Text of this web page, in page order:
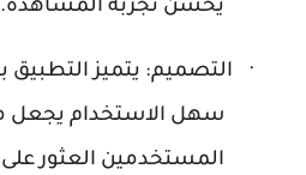
يحسن تجربة المشاهدة.
·
التصميم: يتميز
سهل الاستخدام يجعل
المستخدمين العثور على